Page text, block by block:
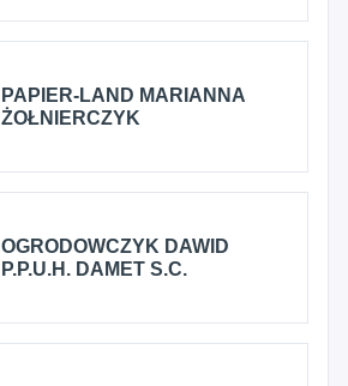
PAPIER-LAND MARIANNA
ŻOŁNIERCZYK
OGRODOWCZYK DAWID
P.P.U.H. DAMET S.C.